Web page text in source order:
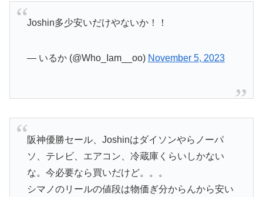
Joshin多少安いだけやないか！！
— いるか (@Who_Iam__oo) November 5, 2023
阪神優勝セール、Joshinはダイソンやらノーパ
ソ、テレビ、エアコン、冷蔵庫くらいしかない
な。今必要なら買いだけど。。。
シマノのリールの値段は物価ぎ分からんから安い